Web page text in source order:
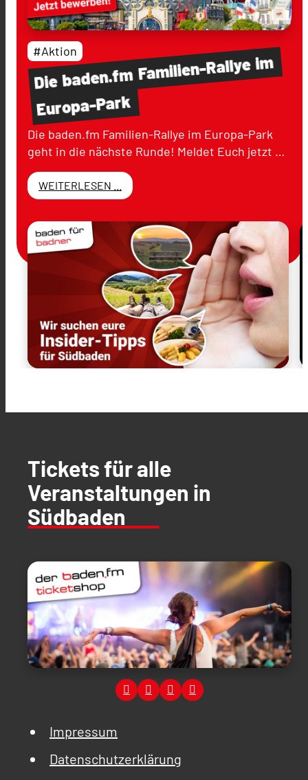
Diebaden.fmFamilien-Rallyeim
Europa-Park
#Aktion
Die baden.fm Familien-Rallye im Europa-Park
geht in die nächste Runde! Meldet Euch jetzt …
WEITERLESEN ...
Tickets für alle
Veranstaltungen in
Südbaden
Impressum
Datenschutzerklärung